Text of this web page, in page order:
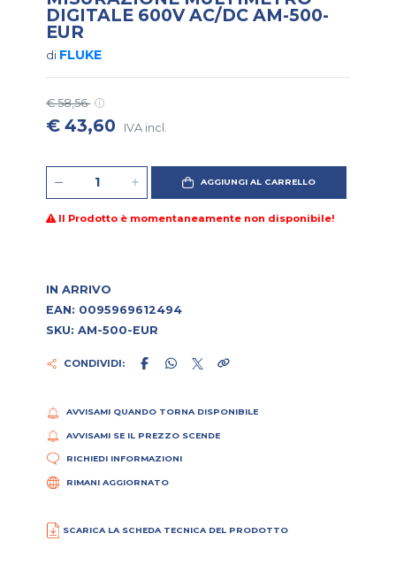
DIGITALE 600V AC/DC AM-500-
EUR
di FLUKE
€ 58,56
€ 43,60 IVA incl.
AGGIUNGI AL CARRELLO
Il Prodotto è momentaneamente non disponibile!
IN ARRIVO
EAN: 0095969612494
SKU: AM-500-EUR
CONDIVIDI:
AVVISAMI QUANDO TORNA DISPONIBILE
AVVISAMI SE IL PREZZO SCENDE
RICHIEDI INFORMAZIONI
RIMANI AGGIORNATO
SCARICA LA SCHEDA TECNICA DEL PRODOTTO